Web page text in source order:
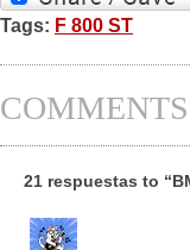
Tags: F 800 ST
COMMENTS
21 respuestas to